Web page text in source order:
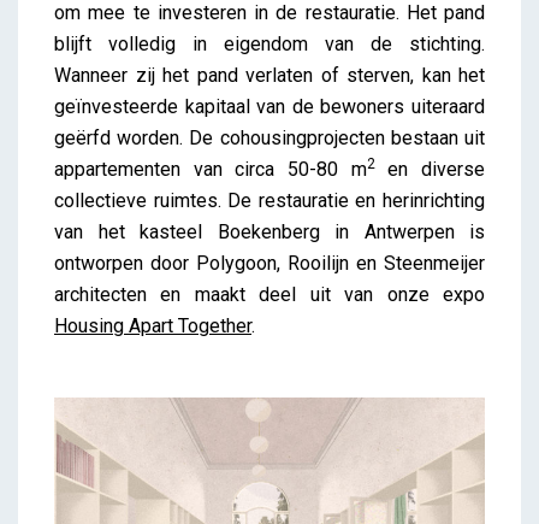
om mee te investeren in de restauratie. Het pand
blijft volledig in eigendom van de stichting.
Wanneer zij het pand verlaten of sterven, kan het
geïnvesteerde kapitaal van de bewoners uiteraard
geërfd worden. De cohousingprojecten bestaan uit
appartementen van circa 50-80 m2en diverse
collectieve ruimtes. De restauratie en herinrichting
van het kasteel Boekenberg in Antwerpen is
ontworpen door Polygoon, Rooilijn en Steenmeijer
architecten en maakt deel uit van onze expo
Housing Apart Together.